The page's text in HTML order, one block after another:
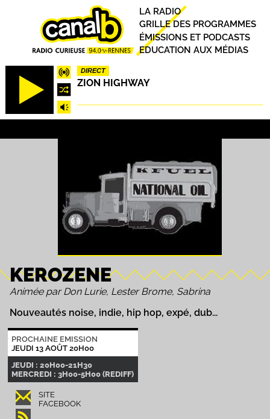
DIRECT
ZION HIGHWAY
Principal
LA RADIO
GRILLE DES PROGRAMMES
ÉMISSIONS ET PODCASTS
EDUCATION AUX MÉDIAS
KEROZENE
Animée par Don Lurie, Lester Brome, Sabrina
Nouveautés noise, indie, hip hop, expé, dub...
PROCHAINE EMISSION
JEUDI 13 AOÛT 20H00
JEUDI : 20H00-21H30
MERCREDI : 3H00-5H00 (REDIFF)
SITE
FACEBOOK